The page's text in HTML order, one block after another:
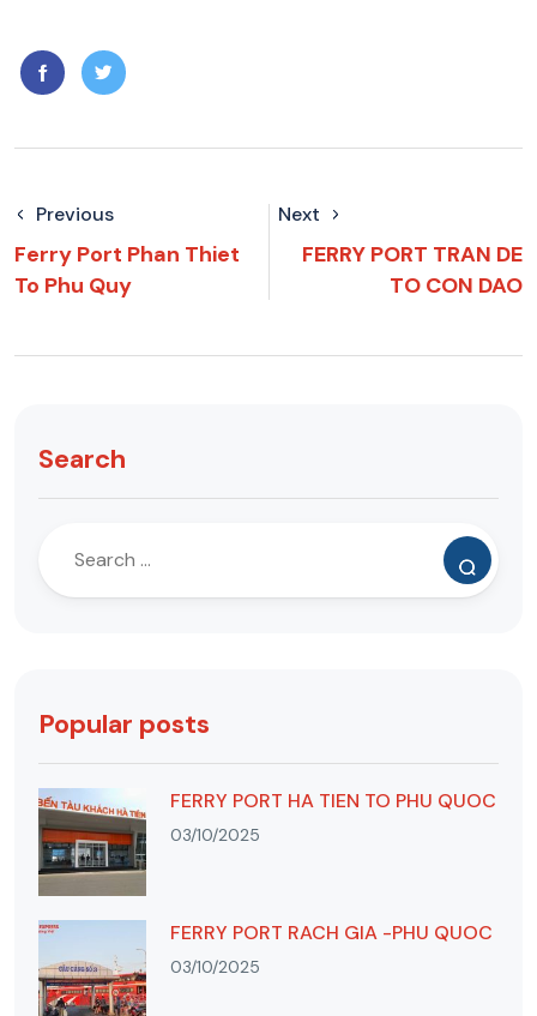
Previous
Ferry Port Phan Thiet
To Phu Quy
Next
FERRY PORT TRAN DE
TO CON DAO
Search
Popular posts
FERRY PORT HA TIEN TO PHU QUOC
03/10/2025
FERRY PORT RACH GIA -PHU QUOC
03/10/2025